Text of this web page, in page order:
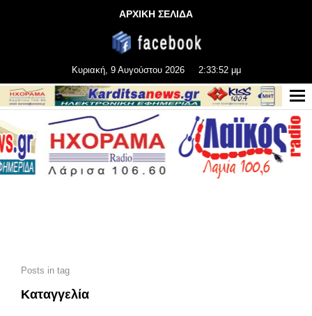
ΑΡΧΙΚΗ ΣΕΛΙΔΑ
Κυριακή, 9 Αυγούστου 2026 2:33:54 μμ
Posts in tag
Καταγγελία